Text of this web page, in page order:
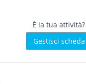
È la tua attività?
Gestisci scheda